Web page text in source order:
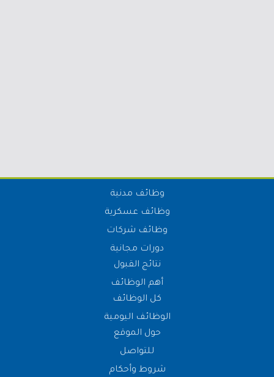
وظائف مدنية
وظائف عسكرية
وظائف شركات
دورات مجانية
نتائج القبول
أهم الوظائف
كل الوظائف
الوظائف اليومية
حول الموقع
للتواصل
شروط وأحكام